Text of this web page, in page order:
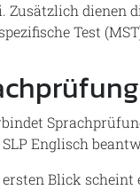
Zusätzlich dienen
Test
Englisch
Blick scheint